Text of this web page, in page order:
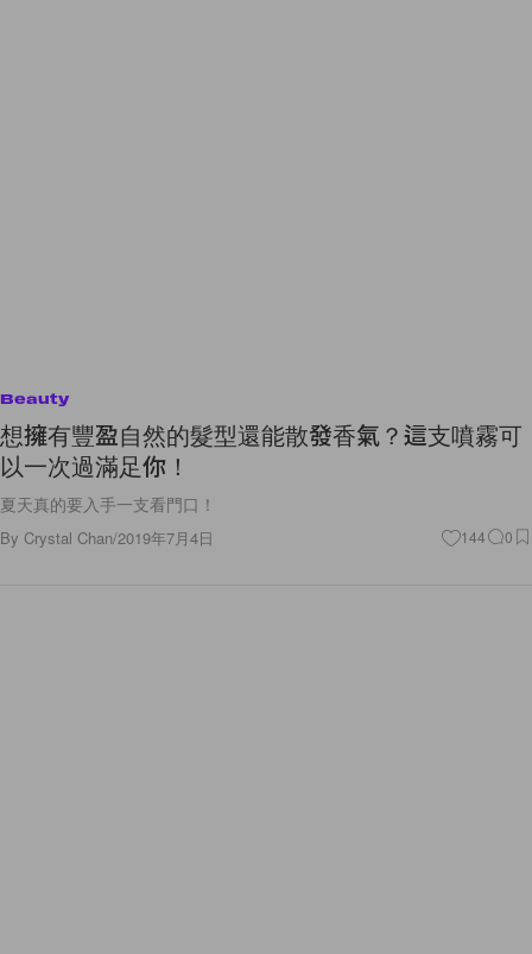
Beauty
想擁有豐盈自然的髮型還能散發香氣？這支噴霧可
以一次過滿足你！
夏天真的要入手一支看門口！
By Crystal Chan/2019年7月4日 144 0